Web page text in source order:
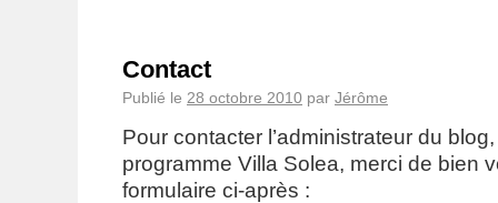
Contact
Publié le 28 octobre 2010 par Jérôme
Pour contacter l’administrateur du
programme Villa Solea, merci de bien
formulaire ci-après :